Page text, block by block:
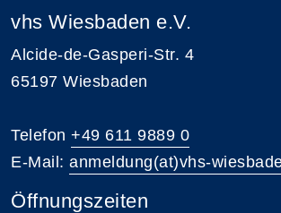
vhs Wiesbaden e.V.
Alcide-de-Gasperi-Str. 4
65197 Wiesbaden
Telefon +49 611 9889 0
E-Mail: anmeldung(at)vhs-
Öffnungszeiten